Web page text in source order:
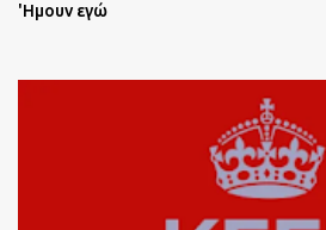
'Ημουν εγώ